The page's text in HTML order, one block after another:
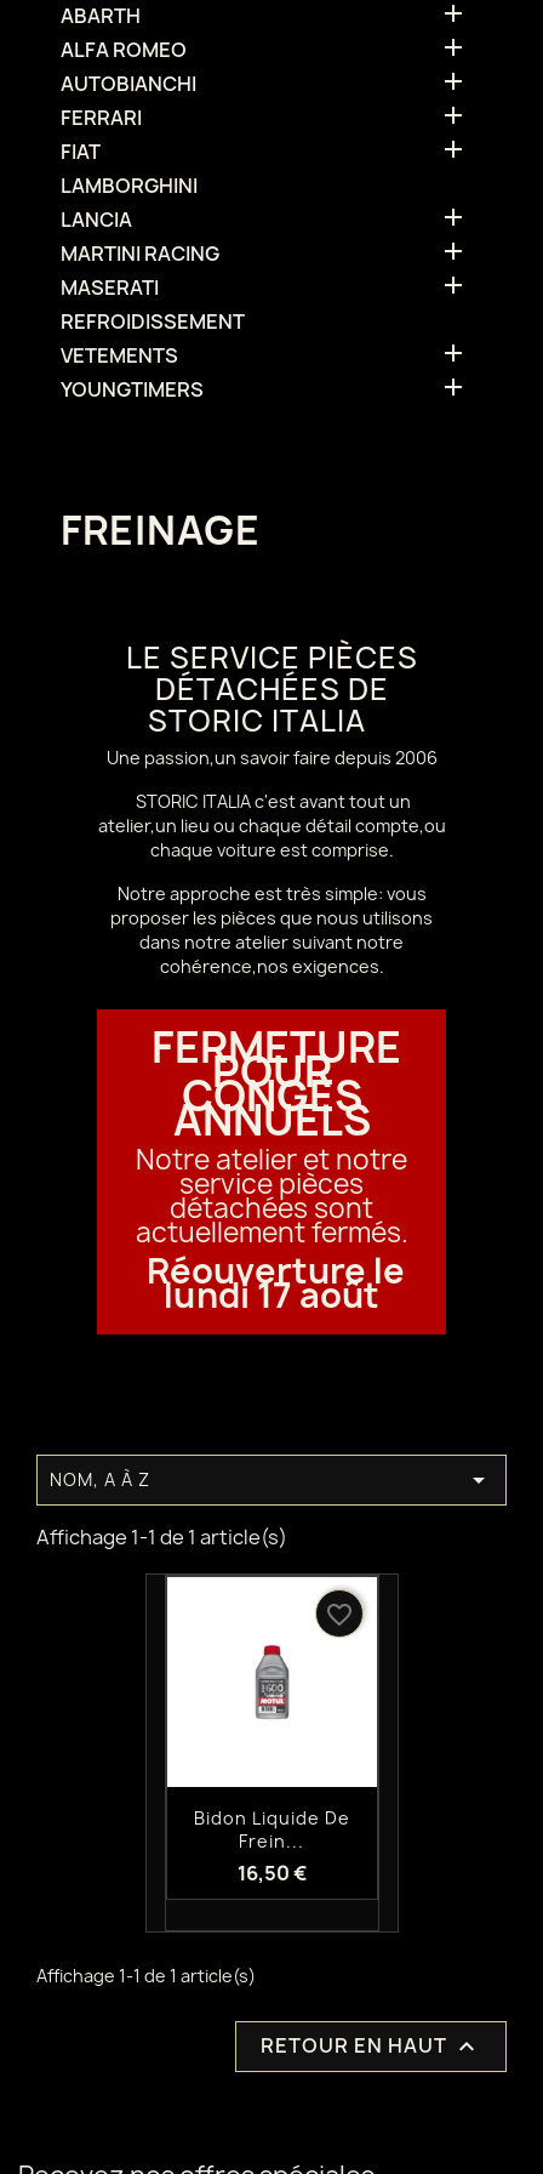
ABARTH 
ALFA ROMEO 
AUTOBIANCHI 
FERRARI 
FIAT 
LAMBORGHINI
LANCIA

MARTINI RACING 
MASERATI 
REFROIDISSEMENT
VETEMENTS

YOUNGTIMERS 
FREINAGE
LE SERVICE PIÈCES
DÉTACHÉES DE
STORIC ITALIA
Une passion,un savoir faire depuis 2006
STORIC ITALIA c'est avant tout un
atelier,un lieu ou chaque détail compte,ou
chaque voiture est comprise.
Notre approche est très simple: vous
proposer les pièces que nous utilisons
dans notre atelier suivant notre
cohérence,nos exigences.
FERMETURE
POUR
CONGÉS
ANNUELS
Notre atelier et notre
service pièces
détachées sont
actuellement fermés.
Réouverture le
lundi 17 août
NOM, A À Z 
Affichage 1-1 de 1 article(s)
Aperçu rapide
Bidon Liquide De
Frein...
16,50 €
favorite_border
Affichage 1-1 de 1 article(s)
RETOUR EN HAUT 